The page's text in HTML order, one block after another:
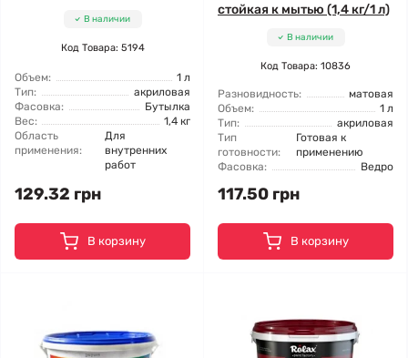
В наличии
Код Товара: 5194
Объем:
1 л
Тип:
акриловая
Фасовка:
Бутылка
Вес:
1,4 кг
Область
применения:
Для
внутренних
работ
129.32 грн
В корзину
стойкая к мытью (1,4 кг/1 л)
В наличии
Код Товара: 10836
Разновидность:
матовая
Объем:
1 л
Тип:
акриловая
Тип
готовности:
Готовая к
применению
Фасовка:
Ведро
117.50 грн
В корзину